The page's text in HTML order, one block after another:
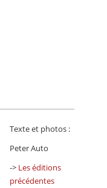
Texte et photos :
Peter Auto
-> Les éditions
précédentes